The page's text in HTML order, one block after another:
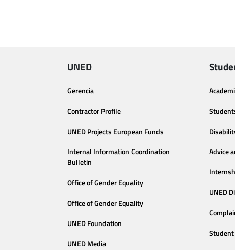
UNED
Gerencia
Contractor Profile
UNED Projects European Funds
Internal Information Coordination
Bulletin
Office of Gender Equality
Office of Gender Equality
UNED Foundation
UNED Media
Advice
UNED